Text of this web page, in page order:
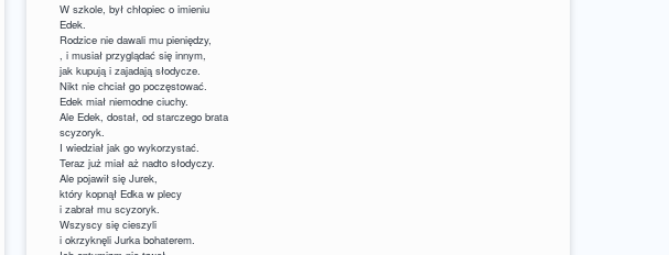
W szkole, był chłopiec o imieniu
Edek.
Rodzice nie dawali mu pieniędzy,
, i musiał przyglądać się innym,
jak kupują i zajadają słodycze.
Nikt nie chciał go poczęstować.
Edek miał niemodne ciuchy.
Ale Edek, dostał, od starczego brata
scyzoryk.
I wiedział jak go wykorzystać.
Teraz już miał aż nadto słodyczy.
Ale pojawił się Jurek,
który kopnął Edka w plecy
i zabrał mu scyzoryk.
Wszyscy się cieszyli
i okrzyknęli Jurka bohaterem.